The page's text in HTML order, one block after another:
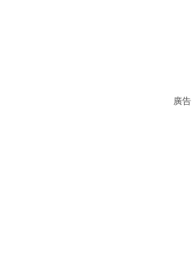
廣告